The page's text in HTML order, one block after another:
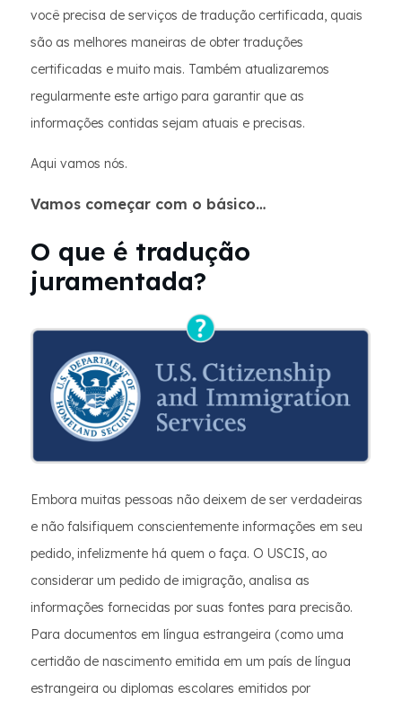
você precisa de serviços de tradução certificada, quais
são as melhores maneiras de obter traduções
certificadas e muito mais. Também atualizaremos
regularmente este artigo para garantir que as
informações contidas sejam atuais e precisas.
Aqui vamos nós.
Vamos começar com o básico…
O que é tradução
juramentada?
Embora muitas pessoas não deixem de ser verdadeiras
e não falsifiquem conscientemente informações em seu
pedido, infelizmente há quem o faça. O USCIS, ao
considerar um pedido de imigração, analisa as
informações fornecidas por suas fontes para precisão.
Para documentos em língua estrangeira (como uma
certidão de nascimento emitida em um país de língua
estrangeira ou diplomas escolares emitidos por